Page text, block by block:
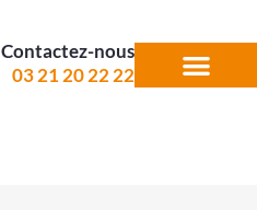
Contactez-nous
03 21 20 22 22